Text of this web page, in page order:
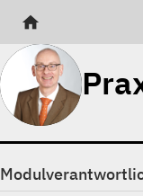
home